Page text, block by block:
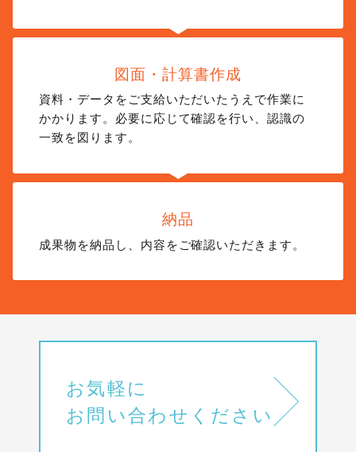
図面・計算書作成
資料・データをご支給いただいたうえで作業に
かかります。必要に応じて確認を行い、認識の
一致を図ります。
納品
成果物を納品し、内容をご確認いただきます。
お気軽に
お問い合わせください